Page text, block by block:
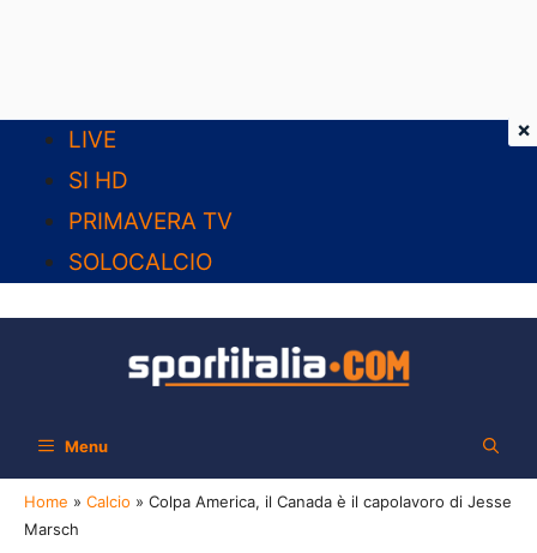
contenuto
LIVE
SI HD
PRIMAVERA TV
SOLOCALCIO
Menu
Home » Calcio » Colpa America, il Canada è il capolavoro di Jesse
Marsch
×